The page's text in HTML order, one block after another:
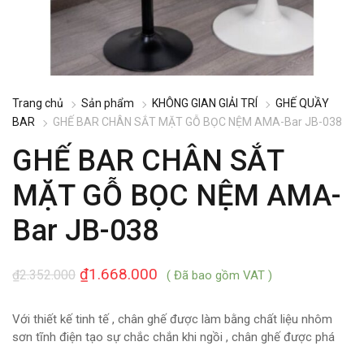
Trang chủ Sản phẩm KHÔNG GIAN GIẢI TRÍ
GHẾ QUẦY
BAR
GHẾ BAR CHÂN SẮT MẶT GỖ BỌC NỆM AMA-Bar JB-038
GHẾ BAR CHÂN SẮT
MẶT GỖ BỌC NỆM AMA-
Bar JB-038
2.352.000
₫ 1.668.000
₫ ( Đã bao gồm VAT )
Với thiết kế tinh tế , chân ghế được làm bằng chất liệu nhôm
sơn tĩnh điện tạo sự chắc chắn khi ngồi , chân ghế được phá